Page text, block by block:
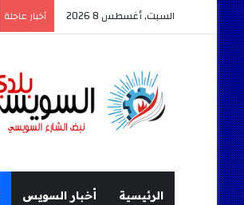
السبت, أغسطس 8 2026 أخبار عاجلة
الرئيسية أخبار السويس